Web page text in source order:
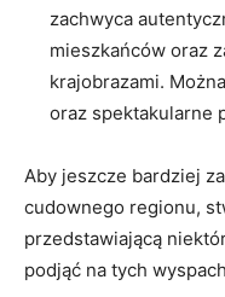
zachwyca
mieszkańców oraz
krajobrazami.
oraz spektakularne
Aby jeszcze bardziej
cudownego regionu,
przedstawiającą⁣
podjąć na tych